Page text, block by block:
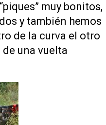
muy bonitos,
y también hemos
de la curva el otro
una vuelta